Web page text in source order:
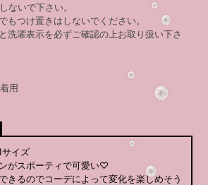
ないで下さい。
つけ置きはしないでください。
洗濯表示を必ずご確認の上お取り扱い下さ
用
イズ
がスポーティで可愛い♡
きるのでコーデによって変化を楽しめそう